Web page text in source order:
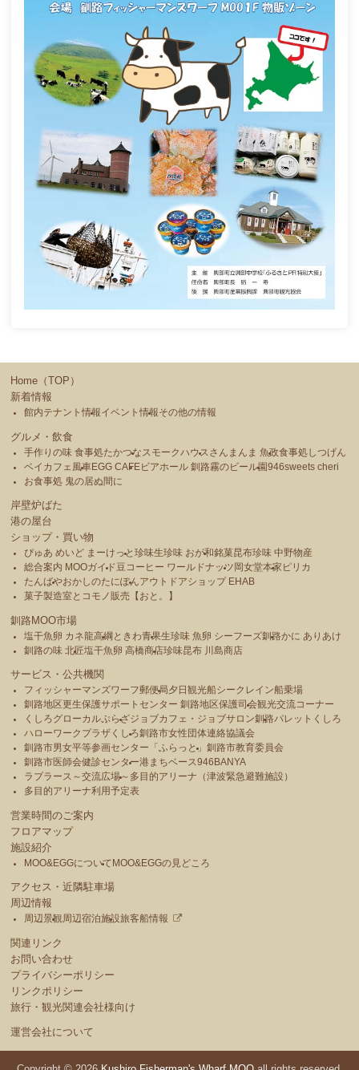
Home（TOP）
新着情報
館内テナント情報イベント情報その他の情報
グルメ・飲食
手作りの味 食事処たかつな スモークハウス さんまんま 魚政食事処しつげん
ベイカフェ風車EGG CAFEビアホール 釧路霧のビール園946sweets cheri
お食事処 鬼の居ぬ間に
岸壁炉ばた
港の屋台
ショップ・買い物
ぴゅあ めいど まーけっと珍味生珍味 おが和銘菓昆布珍味 中野物産
総合案内 MOOガイド豆コーヒー ワールドナッツ 岡女堂本家 ピリカ
たんばやおかしのたにぽんアウトドアショップ EHAB
菓子製造室とコモノ販売【おと。】
釧路MOO市場
塩干魚卵 カネ龍高綱 ときわ青果生珍味 魚卵 シーフーズ釧路かに ありあけ
釧路の味 北匠塩干魚卵 高橋商店珍味昆布 川島商店
サービス・公共機関
フィッシャーマンズワーフ郵便局夕日観光船シークレイン船乗場
釧路地区更生保護サポートセンター 釧路地区保護司会観光交流コーナー
くしろグローカルぷらざジョブカフェ・ジョブサロン釧路パレットくしろ
ハローワークプラザくしろ釧路市女性団体連絡協議会
釧路市男女平等参画センター「ふらっと」釧路市教育委員会
釧路市医師会健診センター港まちベース946BANYA
ラプラース～交流広場～ 多目的アリーナ（津波緊急避難施設）
多目的アリーナ利用予定表
営業時間のご案内
フロアマップ
施設紹介
MOO&EGGについて MOO&EGGの見どころ
アクセス・近隣駐車場
周辺情報
周辺景観 周辺宿泊施設旅客船情報
関連リンク
お問い合わせ
プライバシーポリシー
リンクポリシー
旅行・観光関連会社様向け
運営会社について